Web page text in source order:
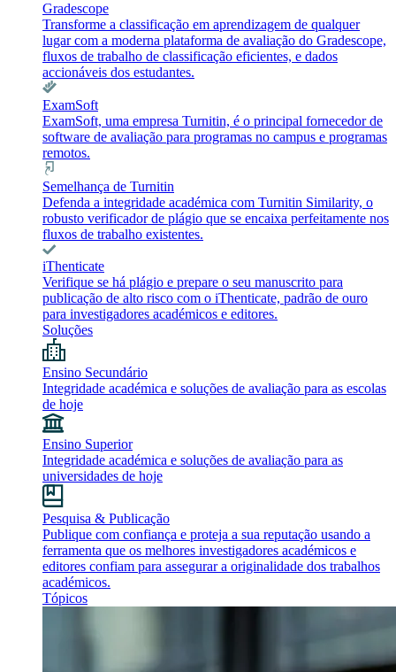
Gradescope
Transforme a classificação em aprendizagem de qualquer
lugar com a moderna plataforma de avaliação do Gradescope,
fluxos de trabalho de classificação eficientes, e dados
accionáveis dos estudantes.
ExamSoft
ExamSoft, uma empresa Turnitin, é o principal fornecedor de
software de avaliação para programas no campus e programas
remotos.
Semelhança de Turnitin
Defenda a integridade académica com Turnitin Similarity, o
robusto verificador de plágio que se encaixa perfeitamente nos
fluxos de trabalho existentes.
iThenticate
Verifique se há plágio e prepare o seu manuscrito para
publicação de alto risco com o iThenticate, padrão de ouro
para investigadores académicos e editores.
Soluções
Ensino Secundário
Integridade académica e soluções de avaliação para as escolas
de hoje
Ensino Superior
Integridade académica e soluções de avaliação para as
universidades de hoje
Pesquisa & Publicação
Publique com confiança e proteja a sua reputação usando a
ferramenta que os melhores investigadores académicos e
editores confiam para assegurar a originalidade dos trabalhos
académicos.
Tópicos